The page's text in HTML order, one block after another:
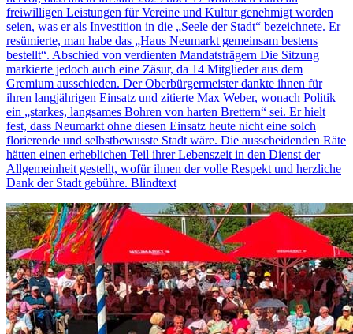
freiwilligen Leistungen für Vereine und Kultur genehmigt worden
seien, was er als Investition in die „Seele der Stadt“ bezeichnete. Er
resümierte, man habe das „Haus Neumarkt gemeinsam bestens
bestellt“. Abschied von verdienten Mandatsträgern Die Sitzung
markierte jedoch auch eine Zäsur, da 14 Mitglieder aus dem
Gremium ausschieden. Der Oberbürgermeister dankte ihnen für
ihren langjährigen Einsatz und zitierte Max Weber, wonach Politik
ein „starkes, langsames Bohren von harten Brettern“ sei. Er hielt
fest, dass Neumarkt ohne diesen Einsatz heute nicht eine solch
florierende und selbstbewusste Stadt wäre. Die ausscheidenden Räte
hätten einen erheblichen Teil ihrer Lebenszeit in den Dienst der
Allgemeinheit gestellt, wofür ihnen der volle Respekt und herzliche
Dank der Stadt gebühre. Blindtext